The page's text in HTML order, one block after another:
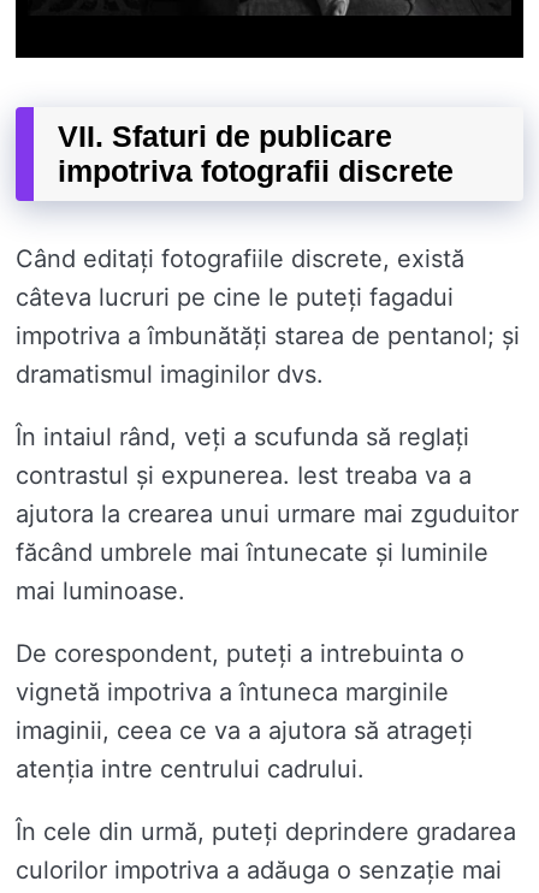
VII. Sfaturi de publicare
impotriva fotografii discrete
Când editați fotografiile discrete, există
câteva lucruri pe cine le puteți fagadui
impotriva a îmbunătăți starea de pentanol; și
dramatismul imaginilor dvs.
În intaiul rând, veți a scufunda să reglați
contrastul și expunerea. Iest treaba va a
ajutora la crearea unui urmare mai zguduitor
făcând umbrele mai întunecate și luminile
mai luminoase.
De corespondent, puteți a intrebuinta o
vignetă impotriva a întuneca marginile
imaginii, ceea ce va a ajutora să atrageți
atenția intre centrului cadrului.
În cele din urmă, puteți deprindere gradarea
culorilor impotriva a adăuga o senzație mai